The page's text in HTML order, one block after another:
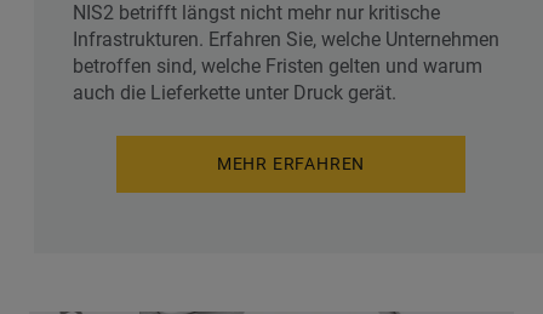
NIS2 betrifft längst nicht mehr nur kritische
Infrastrukturen. Erfahren Sie, welche Unternehmen
betroffen sind, welche Fristen gelten und warum
auch die Lieferkette unter Druck gerät.
MEHR ERFAHREN